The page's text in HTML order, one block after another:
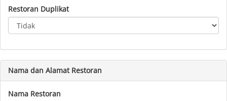
Restoran Duplikat
Nama dan Alamat Restoran
Nama Restoran